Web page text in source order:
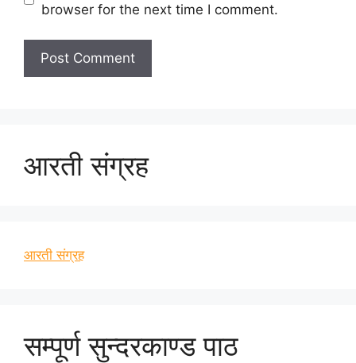
browser for the next time I comment.
आरती संग्रह
आरती संग्रह
सम्पूर्ण सुन्दरकाण्ड पाठ